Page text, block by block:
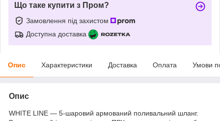
Що таке купити з Пром?
Замовлення під захистом
Доступна доставка
Опис Характеристики Доставка Оплата Умови
Опис
WHITE LINE — 5-шаровий армований поливальний шланг.